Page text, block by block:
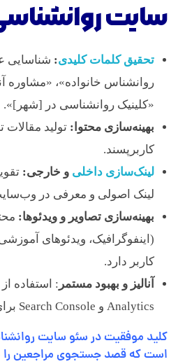
سایت
تحقیق کلمات کلیدی: شناسایی
روانشناس خانواده»، «مشاوره
«کلینیک روانشناسی در [شهر]».
بهینه‌سازی محتوا: تولید
کاربرپسند.
لینک‌سازی داخلی و خارجی:
لینک اصولی و معرفی در
بهینه‌سازی تصاویر و ویدئوها:
(اینفوگرافیک، ویدئوهای
کاربر دارد.
آنالیز و بهبود مستمر
Analytics و Search Console برای بررسی عملکرد.
کلید موفقیت در سئو سایت
است که قصد جستجوی مراجعین